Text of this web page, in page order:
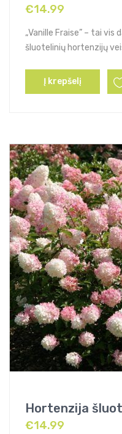
€14.99
„Vanille Fraise” – tai vis
šluotelinių hortenzijų
Į krepšelį
Hortenzija
€14.99